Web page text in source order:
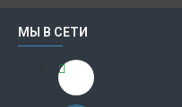
МЫ В СЕТИ